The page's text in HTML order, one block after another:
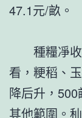
47.1元/畝。
種糧凈
看，粳稻、
降后升，
其他範圍。